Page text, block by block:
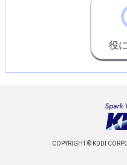
役
COPYRIGHT © KDDI